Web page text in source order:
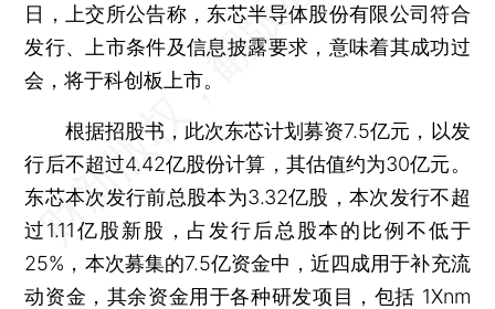
日，上交所公告称，东芯半导体股份有限公司符合
发行、上市条件及信息披露要求，意味着其成功过
会，将于科创板上市。
根据招股书，此次东芯计划募资7.5亿元，以发
行后不超过4.42亿股份计算，其估值约为30亿元。
东芯本次发行前总股本为3.32亿股，本次发行不超
过1.11亿股新股，占发行后总股本的比例不低于
25%，本次募集的7.5亿资金中，近四成用于补充流
动资金，其余资金用于各种研发项目，包括 1Xnm